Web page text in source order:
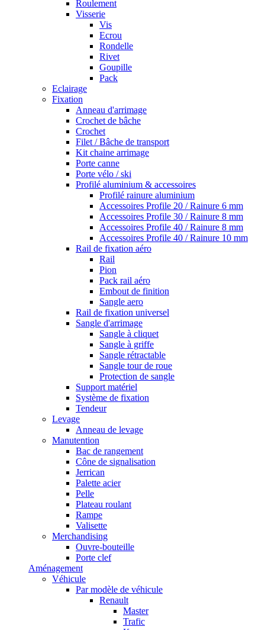
Roulement
Visserie
Vis
Ecrou
Rondelle
Rivet
Goupille
Pack
Eclairage
Fixation
Anneau d'arrimage
Crochet de bâche
Crochet
Filet / Bâche de transport
Kit chaine arrimage
Porte canne
Porte vélo / ski
Profilé aluminium & accessoires
Profilé rainure aluminium
Accessoires Profile 20 / Rainure 6 mm
Accessoires Profile 30 / Rainure 8 mm
Accessoires Profile 40 / Rainure 8 mm
Accessoires Profile 40 / Rainure 10 mm
Rail de fixation aéro
Rail
Pion
Pack rail aéro
Embout de finition
Sangle aero
Rail de fixation universel
Sangle d'arrimage
Sangle à cliquet
Sangle à griffe
Sangle rétractable
Sangle tour de roue
Protection de sangle
Support matériel
Système de fixation
Tendeur
Levage
Anneau de levage
Manutention
Bac de rangement
Cône de signalisation
Jerrican
Palette acier
Pelle
Plateau roulant
Rampe
Valisette
Merchandising
Ouvre-bouteille
Porte clef
Aménagement
Véhicule
Par modèle de véhicule
Renault
Master
Trafic